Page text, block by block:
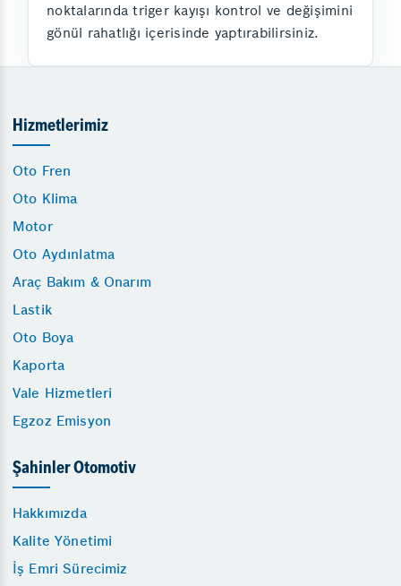
noktalarında triger kayışı kontrol ve değişimini
gönül rahatlığı içerisinde yaptırabilirsiniz.
Hizmetlerimiz
Oto Fren
Oto Klima
Motor
Oto Aydınlatma
Araç Bakım & Onarım
Lastik
Oto Boya
Kaporta
Vale Hizmetleri
Egzoz Emisyon
Şahinler Otomotiv
Hakkımızda
Kalite Yönetimi
İş Emri Sürecimiz